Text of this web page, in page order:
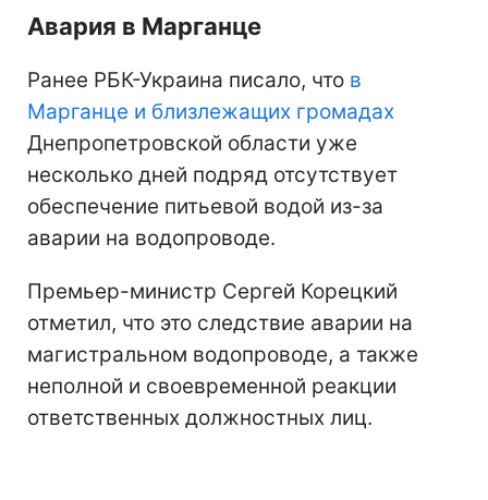
Авария в Марганце
Ранее РБК-Украина писало, что в
Марганце и близлежащих громадах
Днепропетровской области уже
несколько дней подряд отсутствует
обеспечение питьевой водой из-за
аварии на водопроводе.
Премьер-министр Сергей Корецкий
отметил, что это следствие аварии на
магистральном водопроводе, а также
неполной и своевременной реакции
ответственных должностных лиц.